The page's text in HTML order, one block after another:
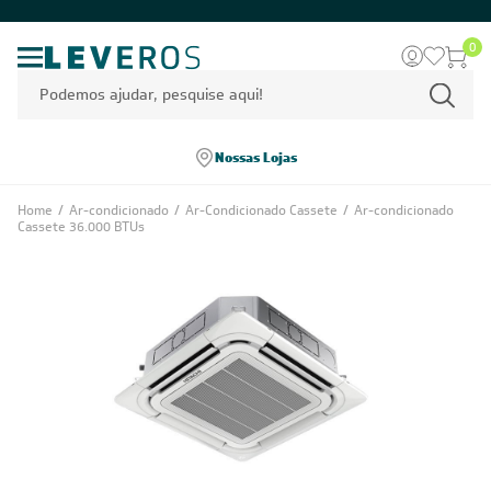
0
Nossas Lojas
Home / Ar-condicionado / Ar-Condicionado Cassete / Ar-condicionado
Cassete 36.000 BTUs